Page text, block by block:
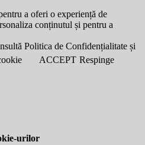
a oferi o experiență de
conținutul și pentru a
Politica de Confidențialitate și
ACCEPT Respinge
urilor